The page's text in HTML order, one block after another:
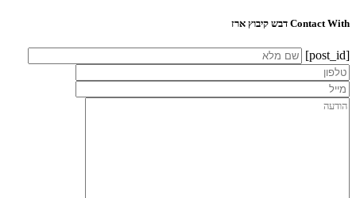
Contact With דבש קיבוץ ארז
[post_id]